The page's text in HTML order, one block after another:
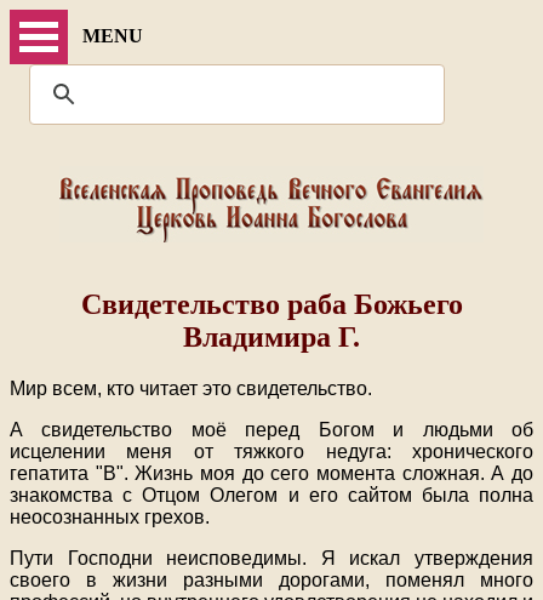
MENU
Свидетельство раба Божьего
Владимира Г.
Мир всем, кто читает это свидетельство.
А свидетельство моё перед Богом и людьми об
исцелении меня от тяжкого недуга: хронического
гепатита "В". Жизнь моя до сего момента сложная. А до
знакомства с Отцом Олегом и его сайтом была полна
неосознанных грехов.
Пути Господни неисповедимы. Я искал утверждения
своего в жизни разными дорогами, поменял много